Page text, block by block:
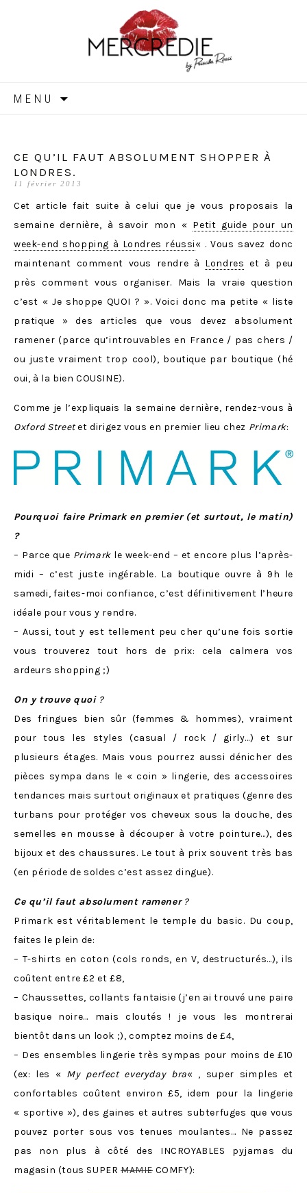
MERCREDIE
MENU
CE QU’IL FAUT ABSOLUMENT SHOPPER À
LONDRES.
11 février 2013
Cet article fait suite à celui que je vous proposais la
semaine dernière, à savoir mon « Petit guide pour un
week-end shopping à Londres réussi« . Vous savez donc
maintenant comment vous rendre à Londres et à peu
près comment vous organiser. Mais la vraie question
c’est « Je shoppe QUOI ? ». Voici donc ma petite « liste
pratique » des articles que vous devez absolument
ramener (parce qu’introuvables en France / pas chers /
ou juste vraiment trop cool), boutique par boutique (hé
oui, à la bien COUSINE).
Comme je l’expliquais la semaine dernière, rendez-vous à
Oxford Streetet dirigez vous en premier lieu chez Primark:
Pourquoi faire Primark en premier (et surtout, le matin)
?
– Parce que Primarkle week-end – et encore plus l’après-
midi – c’est juste ingérable. La boutique ouvre à 9h le
samedi, faites-moi confiance, c’est définitivement l’heure
idéale pour vous y rendre.
– Aussi, tout y est tellement peu cher qu’une fois sortie
vous trouverez tout hors de prix: cela calmera vos
ardeurs shopping ;)
On y trouve quoi?
Des fringues bien sûr (femmes & hommes), vraiment
pour tous les styles (casual / rock / girly…) et sur
plusieurs étages. Mais vous pourrez aussi dénicher des
pièces sympa dans le « coin » lingerie, des accessoires
tendances mais surtout originaux et pratiques (genre des
turbans pour protéger vos cheveux sous la douche, des
semelles en mousse à découper à votre pointure…), des
bijoux et des chaussures. Le tout à prix souvent très bas
(en période de soldes c’est assez dingue).
Ce qu’il faut absolument ramener?
Primark est véritablement le temple du basic. Du coup,
faites le plein de:
– T-shirts en coton (cols ronds, en V, destructurés…), ils
coûtent entre £2 et £8,
– Chaussettes, collants fantaisie (j’en ai trouvé une paire
basique noire… mais cloutés ! je vous les montrerai
bientôt dans un look ;), comptez moins de £4,
– Des ensembles lingerie très sympas pour moins de £10
(ex: les « My perfect everyday bra« , super simples et
confortables coûtent environ £5, idem pour la lingerie
« sportive »), des gaines et autres subterfuges que vous
pouvez porter sous vos tenues moulantes… Ne passez
pas non plus à côté des INCROYABLES pyjamas du
magasin (tous SUPER MAMIE COMFY):